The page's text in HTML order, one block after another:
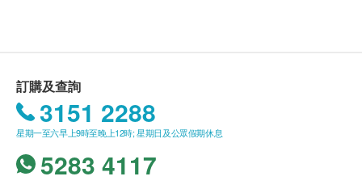
RO 過濾能去除 110 種有害物質*
創新的 AquaShield 多合一 RO 過濾能去除 110 種可
能存在於自來水中的有害物質*，提供與蒸餾類似的水
質。
不同送貨地區設特定送貨時間，由商戶安排，但客
人可任選星期一至六 (赤柱,淺水灣,深水灣,大潭及
西貢只安排星期二,四六送貨。)
不送貨至離島,禁區及指定地區(包括半山馬己仙硤
道, 柯士甸山道, 沙田觀音花園)
訂購及查詢
3151 2288
星期一至六早上9時至晚上12時; 星期日及公眾假期休息
5283 4117